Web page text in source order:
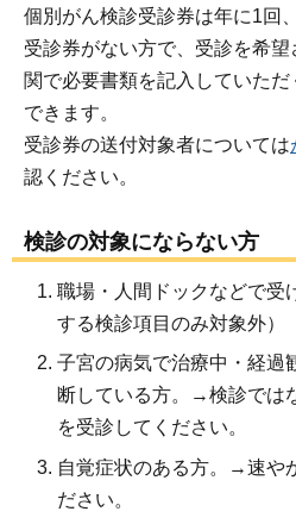
個別がん検診受診券は年に1回
受診券がない方で、受診を希
関で必要書類を記入していた
できます。
受診券の送付対象者については
認ください。
検診の対象にならない方
職場・人間ドックなどで受
する検診項目のみ対象外）
子宮の病気で治療中・経過
断している方。→検診では
を受診してください。
自覚症状のある方。→速や
ださい。